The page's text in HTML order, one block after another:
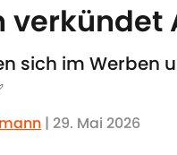
verkündet
sich im
| 29. Mai 2026